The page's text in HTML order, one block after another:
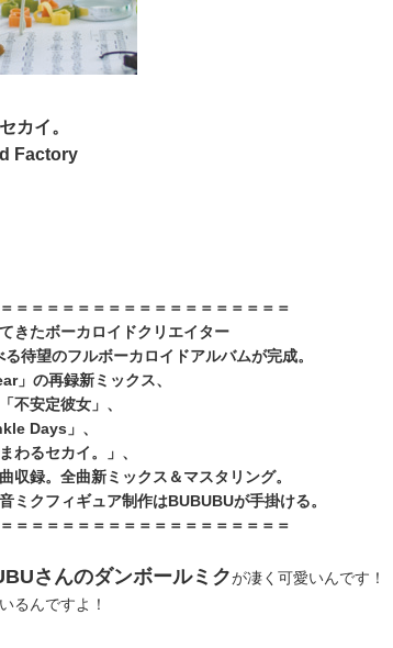
カイ。
Factory
＝＝＝＝＝＝＝＝＝＝＝＝＝＝＝＝＝＝
きたボーカロイドクリエイター
待望のフルボーカロイドアルバムが完成。
」の再録新ミックス、
不安定彼女」、
Days」、
わるセカイ。」、
収録。全曲新ミックス＆マスタリング。
ミクフィギュア制作はBUBUBUが手掛ける。
＝＝＝＝＝＝＝＝＝＝＝＝＝＝＝＝＝＝
さんのダンボールミクが凄く可愛いんです！
るんですよ！